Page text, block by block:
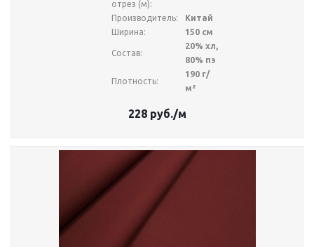
отрез (м):
Производитель:
Китай
Ширина:
150 см
Состав:
20% хл,
80% пэ
Плотность:
190 г/
м²
228руб./м